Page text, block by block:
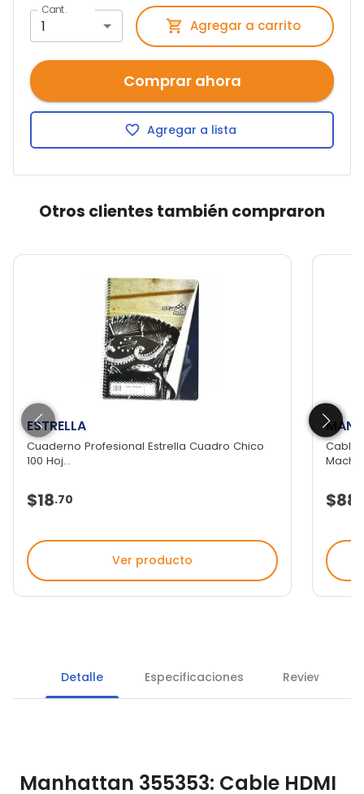
Cant.
1 Agregar a carrito
Comprar ahora
Agregar a lista
Otros clientes también compraron
ESTRELLA
Cuaderno Profesional Estrella Cuadro Chico
100 Hoj...
$18.70
Ver producto
Cable
Macho
Detalle Especificaciones Reviews
Manhattan 355353: Cable HDMI